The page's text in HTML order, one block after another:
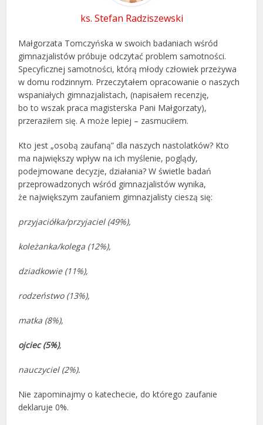
ks. Stefan Radziszewski
Małgorzata Tomczyńska w swoich badaniach wśród
gimnazjalistów próbuje odczytać problem samotności.
Specyficznej samotności, którą młody człowiek przeżywa
w domu rodzinnym. Przeczytałem opracowanie o naszych
wspaniałych gimnazjalistach, (napisałem recenzję,
bo to wszak praca magisterska Pani Małgorzaty),
przeraziłem się. A może lepiej – zasmuciłem.
Kto jest „osobą zaufaną” dla naszych nastolatków? Kto
ma największy wpływ na ich myślenie, poglądy,
podejmowane decyzje, działania? W świetle badań
przeprowadzonych wśród gimnazjalistów wynika,
że największym zaufaniem gimnazjalisty cieszą się:
przyjaciółka/przyjaciel (49%),
koleżanka/kolega (12%),
dziadkowie (11%),
rodzeństwo (13%),
matka (8%),
ojciec (5%),
nauczyciel (2%).
Nie zapominajmy o katechecie, do którego zaufanie
deklaruje 0%.